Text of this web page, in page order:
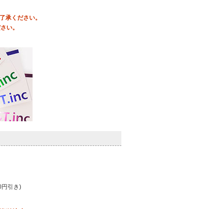
承ください。
い。
円引き)